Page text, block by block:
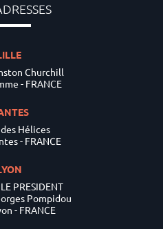
Churchill
- FRANCE
Hélices
- FRANCE
PRESIDENT
Pompidou
- FRANCE